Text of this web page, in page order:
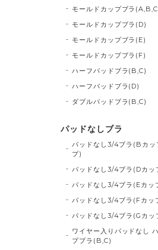
モールドカップブラ
モールドカップブラ(D)
モールドカップブラ(E)
モールドカップブラ(F)
ハーフパッドブラ(B,C)
ハーフパッドブラ(D)
ダブルパッドブラ(B,C)
パッドなしブラ
パッドなし3/4ブラ(Bカッ
プ)
パッドなし3/4ブラ(Dカッ
パッドなし3/4ブラ(Eカッ
パッドなし3/4ブラ(Fカッ
パッドなし3/4ブラ(Gカッ
ワイヤー入りパッドなし
プブラ(B,C)